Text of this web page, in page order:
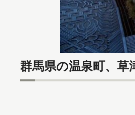
群馬県の温泉町、草